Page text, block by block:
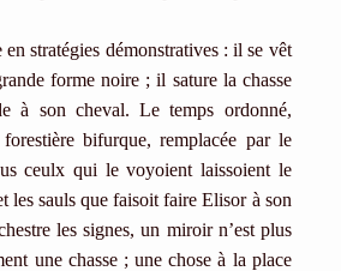
stratégies démonstratives : il se vêt
forme noire ; il sature la chasse
à son cheval. Le temps ordonné,
bifurque, remplacée par le
ceulx qui le voyoient laissoient le
les sauls que faisoit faire Elisor à son
les signes, un miroir n’est plus
une chasse ; une chose à la place